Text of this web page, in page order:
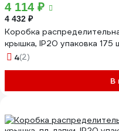
4 114 ₽
4 432 ₽
Коробка
крышка, IP20 упаковка 175
4(2)
В